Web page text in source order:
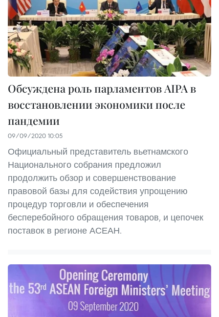
Обсуждена роль парламентов AIPA в
восстановлении экономики после
пандемии
09/09/2020 10:05
Официальный представитель вьетнамского
Национального собрания предложил
продолжить обзор и совершенствование
правовой базы для содействия упрощению
процедур торговли и обеспечения
бесперебойного обращения товаров, и цепочек
поставок в регионе АСЕАН.